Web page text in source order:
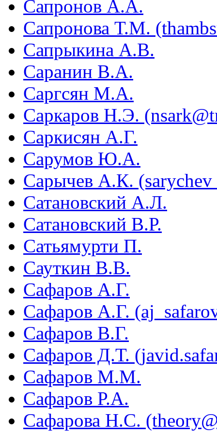
Сапронов А.А.
Сапронова Т.М.
Сапрыкина А.В.
Саранин В.А.
Саргсян М.А.
Саркаров Н.Э.
Саркисян А.Г.
Сарумов Ю.А.
Сарычев А.К.
Сатановский А.Л.
Сатановский В.Р.
Сатьямурти П.
Сауткин В.В.
Сафаров А.Г.
Сафаров А.Г.
Сафаров В.Г.
Сафаров Д.Т.
Сафаров М.М.
Сафаров Р.А.
Сафарова Н.С.